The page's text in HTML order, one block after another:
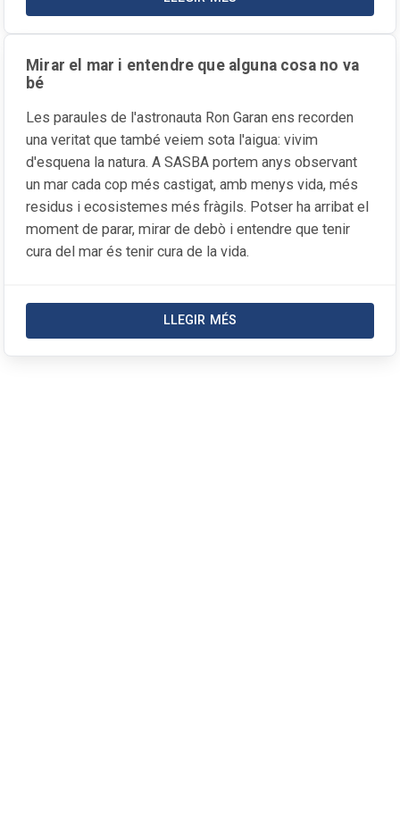
SOBRE LA NOTÍCIA QUAN EL
Mirar el mar i entendre que alguna cosa no va
bé
Les paraules de l'astronauta Ron Garan ens recorden
una veritat que també veiem sota l'aigua: vivim
d'esquena la natura. A SASBA portem anys observant
un mar cada cop més castigat, amb menys vida, més
residus i ecosistemes més fràgils. Potser ha arribat el
moment de parar, mirar de debò i entendre que tenir
cura del mar és tenir cura de la vida.
LLEGIR MÉSSOBRE LA NOTÍCIA MIRAR EL